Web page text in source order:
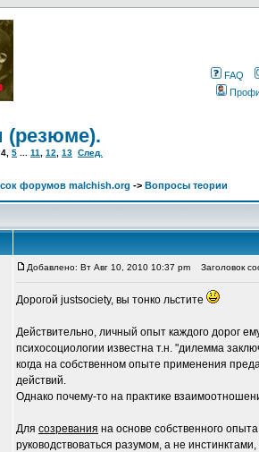
FAQ
(резюме).
4 5 11 12 13 След.
форумов malchish.org -> Вопросы теории
Добавлено: Вт Авг 10, 2010 10:37 pm Заголовок
Дорогой justsociety, вы тонко льстите
Действительно, личный опыт каждого дорог
психосоциологии известна т.н. "дилемма
когда на собственном опыте применения
действий.
Однако почему-то на практике
Для созревания на основе собственного
руководствоваться разумом, а не